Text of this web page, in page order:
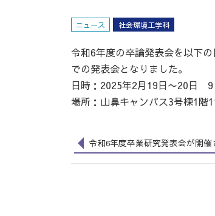
ニュース 社会環境工学科
令和6年度の卒論発表会を以下
での発表会となりました。
日時：2025年2月19日〜20日 9
場所：山鼻キャンパス3号棟1階
令和6年度卒業研究発表会が開催